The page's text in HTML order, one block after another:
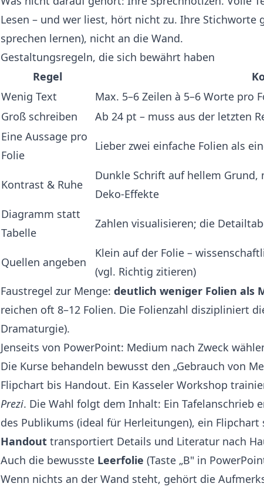
Lesen – und wer liest, hört nicht zu. Ihre Stichworte
sprechen lernen), nicht an die Wand.
Gestaltungsregeln, die sich bewährt haben
Regel
Wenig Text
Max. 5–6 Zeilen à 5–6 Worte pro
Groß schreiben
Ab 24 pt – muss aus der letzten
Eine Aussage pro
Folie
Lieber zwei einfache Folien als
Kontrast & Ruhe
Dunkle Schrift auf hellem Grund,
Deko-Effekte
Diagramm statt
Tabelle
Zahlen visualisieren; die
Quellen angeben
Klein auf der Folie –
(vgl. Richtig zitieren)
Faustregel zur Menge: deutlich weniger Folien als
reichen oft 8–12 Folien. Die Folienzahl diszipliniert
Dramaturgie).
Jenseits von PowerPoint: Medium nach Zweck
Die Kurse behandeln bewusst den „Gebrauch von
Flipchart bis Handout. Ein Kasseler Workshop
Prezi. Die Wahl folgt dem Inhalt: Ein Tafelanschrieb
des Publikums (ideal für Herleitungen), ein
Handout transportiert Details und Literatur nach
Auch die bewusste Leerfolie (Taste „B" in
Wenn nichts an der Wand steht, gehört die